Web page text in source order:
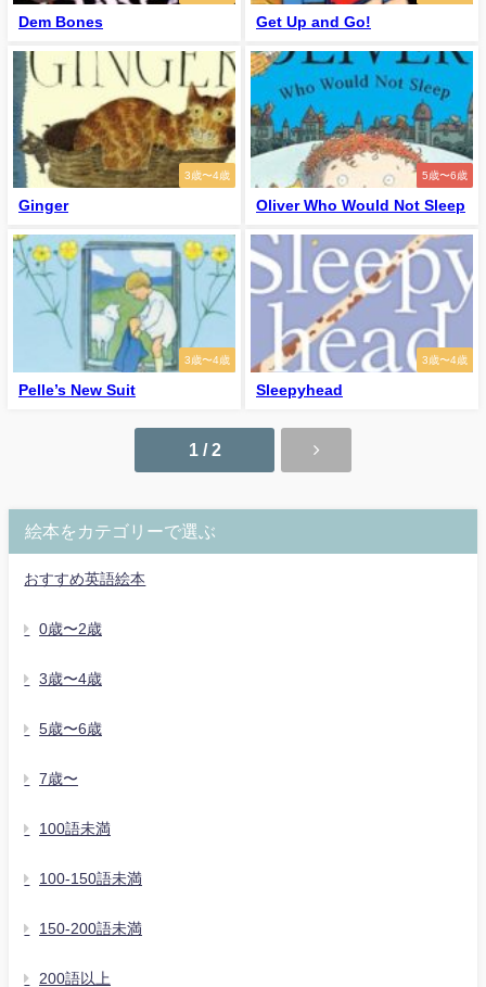
Dem Bones Get Up and Go!
3歳〜4歳
Ginger
5歳〜6歳
Oliver Who Would Not Sleep
3歳〜4歳
Pelle’s New Suit
3歳〜4歳
Sleepyhead
1 / 2
絵本をカテゴリーで選ぶ
おすすめ英語絵本
0歳〜2歳
3歳〜4歳
5歳〜6歳
7歳〜
100語未満
100-150語未満
150-200語未満
200語以上